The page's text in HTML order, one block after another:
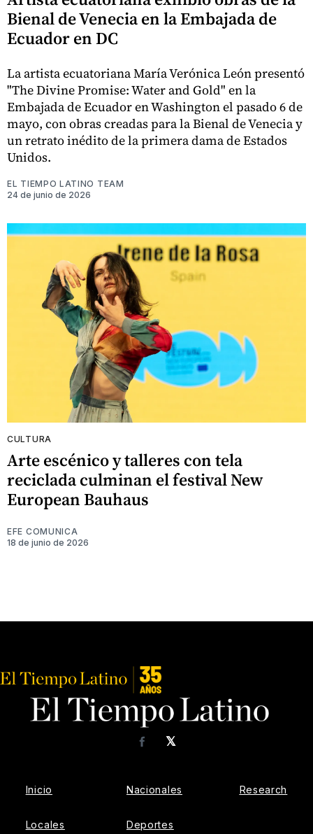
Bienal de Venecia en la Embajada de
Ecuador en DC
La artista ecuatoriana María Verónica León presentó
"The Divine Promise: Water and Gold" en la
Embajada de Ecuador en Washington el pasado 6 de
mayo, con obras creadas para la Bienal de Venecia y
un retrato inédito de la primera dama de Estados
Unidos.
EL TIEMPO LATINO TEAM
24 de junio de 2026
CULTURA
Arte escénico y talleres con tela
reciclada culminan el festival New
European Bauhaus
EFE COMUNICA
18 de junio de 2026
𝕏
Facebook
Inicio
Locales
Nacionales
Deportes
Research